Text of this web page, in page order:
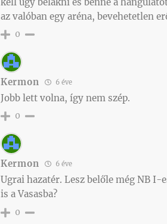
az valóban egy aréna, bevehetetlen
0
Kermon 6 éve
Jobb lett volna, így nem szép.
0
Kermon 6 éve
Ugrai hazatér. Lesz belőle még NB I-
is a Vasasba?
0